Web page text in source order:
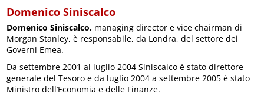
Domenico Siniscalco
Domenico Siniscalco, managing director e vice chairman di
Morgan Stanley, è responsabile, da Londra, del settore dei
Governi Emea.
Da settembre 2001 al luglio 2004 Siniscalco è stato direttore
generale del Tesoro e da luglio 2004 a settembre 2005 è stato
Ministro dell’Economia e delle Finanze.